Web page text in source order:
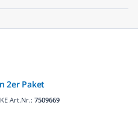
Sicherheitsbeleuchtung
unsere große Auswahl an
Webshop.
2er Paket
Art.Nr.: 7509669